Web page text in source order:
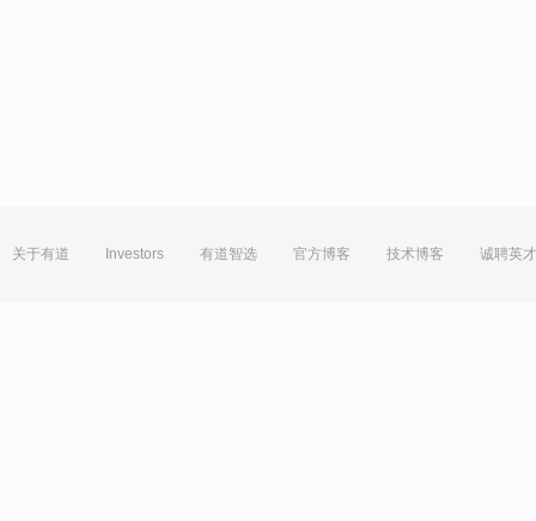
关于有道 Investors 有道智选 官方博客 技术博客 诚聘英才